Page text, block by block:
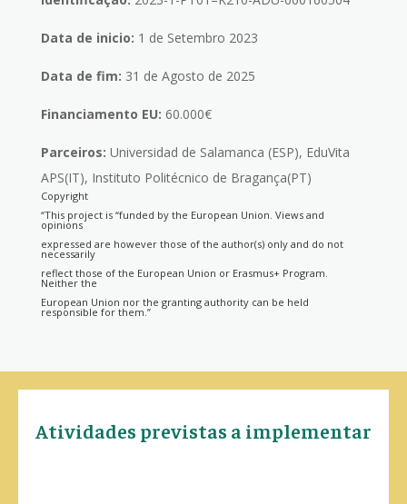
Data de inicio: 1 de Setembro 2023
Data de fim: 31 de Agosto de 2025
Financiamento EU: 60.000€
Parceiros: Universidad de Salamanca (ESP), EduVita
APS(IT), Instituto Politécnico de Bragança(PT)
Copyright
“This project is “funded by the European Union. Views and
opinions
expressed are however those of the author(s) only and do not
necessarily
reflect those of the European Union or Erasmus+ Program.
Neither the
European Union nor the granting authority can be held
responsible for them.”
Atividades previstas a implementar